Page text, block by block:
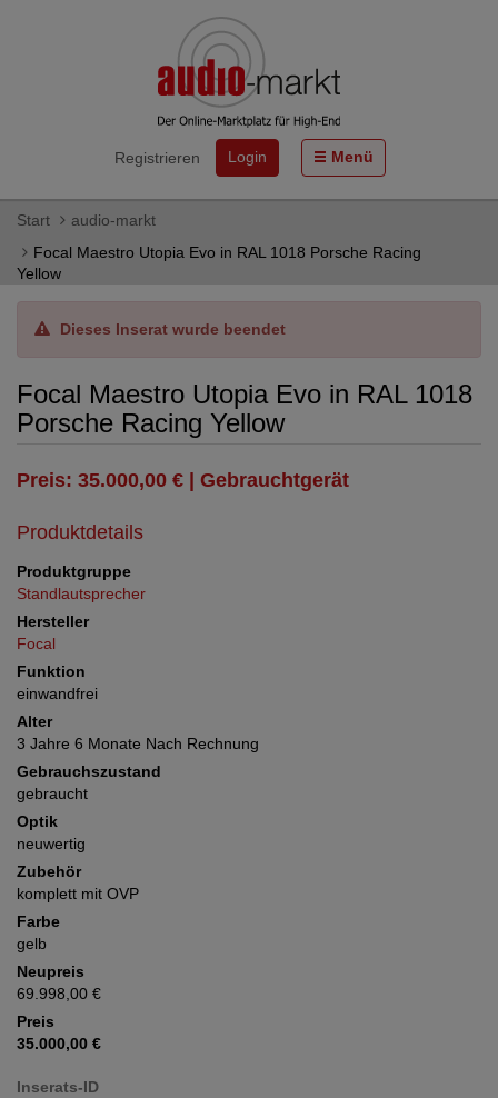
Registrieren Login Menü
Start
audio-markt
Focal Maestro Utopia Evo in RAL 1018 Porsche Racing
Yellow
Dieses Inserat wurde beendet
Focal Maestro Utopia Evo in RAL 1018
Porsche Racing Yellow
Preis: 35.000,00 € | Gebrauchtgerät
Produktdetails
Produktgruppe
Standlautsprecher
Hersteller
Focal
Funktion
einwandfrei
Alter
3 Jahre 6 Monate Nach Rechnung
Gebrauchszustand
gebraucht
Optik
neuwertig
Zubehör
komplett mit OVP
Farbe
gelb
Neupreis
69.998,00 €
Preis
35.000,00 €
Inserats-ID